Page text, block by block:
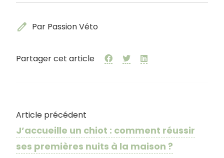
edit Par Passion Véto
Partager cet article
Article précédent
J’accueille un chiot : comment réussir
ses premières nuits à la maison ?